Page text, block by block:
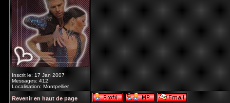
Inscrit le: 17 Jan 2007
Messages: 412
Localisation: Montpellier
Revenir en haut de page